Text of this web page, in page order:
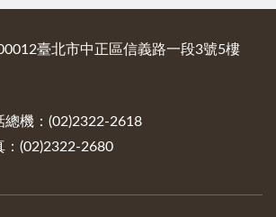
臺北市中正區信義路一段3號5樓
總機：(02)2322-2618
：(02)2322-2680